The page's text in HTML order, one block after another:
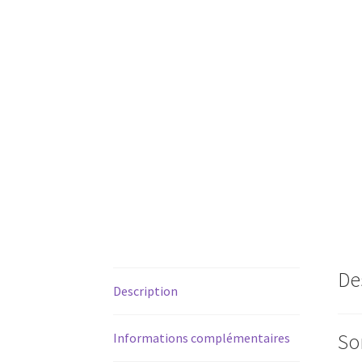
Description
Informations complémentaires